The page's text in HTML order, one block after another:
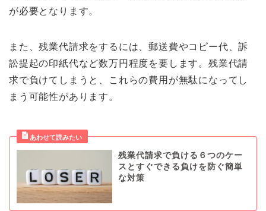
が必要となります。
また、残業代請求をするには、郵送費やコピー代、訴
訟提起の印紙代など数万円程度を要します。残業代請
求で負けてしまうと、これらの費用が無駄になってし
まう可能性があります。
残業代請求で負ける６つのケー
スとすぐできる負けを防ぐ簡単
な対策